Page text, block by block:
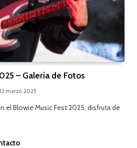
– Galería de Fotos
marzo, 2025
el Blowie Music Fest 2025, disfruta de